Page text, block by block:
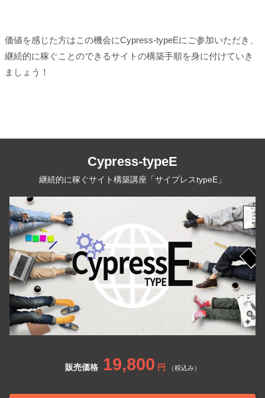
価値を感じた方はこの機会にCypress-typeEにご参加いただき、
継続的に稼ぐことのできるサイトの構築手順を身に付けていき
ましょう！
Cypress-typeE
継続的に稼ぐサイト構築講座「サイプレスtypeE」
販売価格 19,800 円 （税込み）